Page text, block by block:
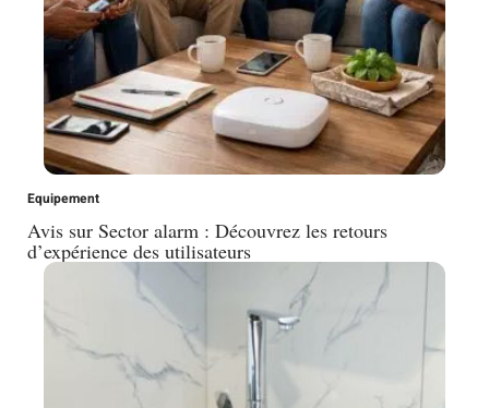
Equipement
Avis sur Sector alarm : Découvrez les retours
d’expérience des utilisateurs